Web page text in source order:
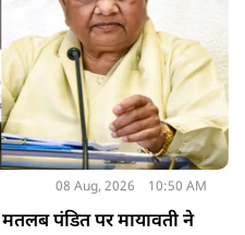
08 Aug, 2026 10:50 AM
पंडित पर मायावती ने